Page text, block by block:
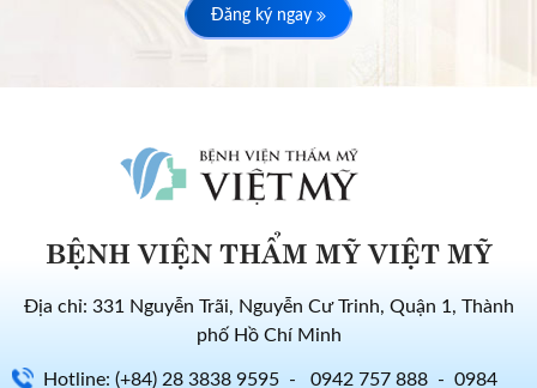
Đăng ký ngay
BỆNH VIỆN THẨM MỸ VIỆT MỸ
Địa chỉ: 331 Nguyễn Trãi, Nguyễn Cư Trinh, Quận 1, Thành
phố Hồ Chí Minh
Hotline: (+84) 28 3838 9595 - 0942 757 888 - 0984